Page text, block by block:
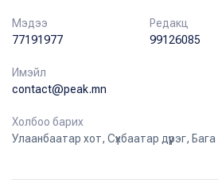
Мэдээ
77191977
Редакц
99126085
Имэйл
contact@peak.mn
Холбоо барих
Улаанбаатар хот, Сүхбаатар дүүрэг,